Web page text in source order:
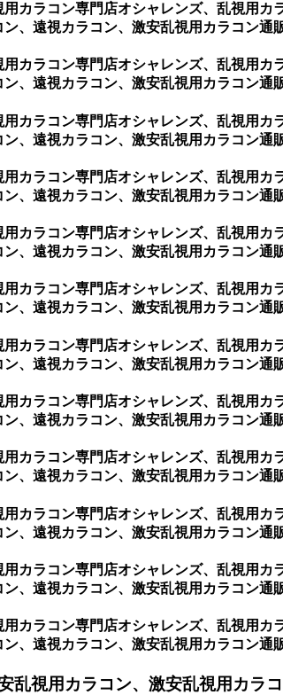
カラコン専門店オシャレンズ、乱視用
ン、遠視カラコン、激安乱視用カラコン
カラコン専門店オシャレンズ、乱視用
ン、遠視カラコン、激安乱視用カラコン
カラコン専門店オシャレンズ、乱視用
ン、遠視カラコン、激安乱視用カラコン
カラコン専門店オシャレンズ、乱視用
ン、遠視カラコン、激安乱視用カラコン
カラコン専門店オシャレンズ、乱視用
ン、遠視カラコン、激安乱視用カラコン
カラコン専門店オシャレンズ、乱視用
ン、遠視カラコン、激安乱視用カラコン
カラコン専門店オシャレンズ、乱視用
ン、遠視カラコン、激安乱視用カラコン
カラコン専門店オシャレンズ、乱視用
ン、遠視カラコン、激安乱視用カラコン
カラコン専門店オシャレンズ、乱視用
ン、遠視カラコン、激安乱視用カラコン
カラコン専門店オシャレンズ、乱視用
ン、遠視カラコン、激安乱視用カラコン
カラコン専門店オシャレンズ、乱視用
ン、遠視カラコン、激安乱視用カラコン
カラコン専門店オシャレンズ、乱視用
、遠視カラコン、激安乱視用カラコン通
乱視用カラコン、激安乱視用カラ